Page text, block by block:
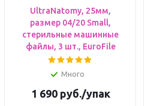
UltraNatomy, 25мм,
размер 04/20 Small,
стерильные машинные
файлы, 3 шт., EuroFile
Много
1 690руб./упак